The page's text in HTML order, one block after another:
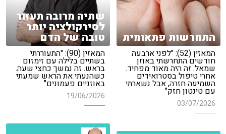
התחרשות פתאומית
המאזין (52): "לפני ארבעה
חודשים התחרשתי באוזן
שמאל. זה היה מאוד מפחיד.
אחרי טיפול בסטרואידים
השמיעה חזרה, אבל נשארתי
עם טינטון חזק"
03/07/2026
שתיה מרובה תעזור
לסירקולציה יותר
טובה של הדם
המאזין (90): "התעוררתי
בשתיים בלילה עם זימזום
בראש. זה נמשך כחצי שעה.
כשהנעתי את הראש שמעתי
באוזניים פעמונים"
19/06/2026